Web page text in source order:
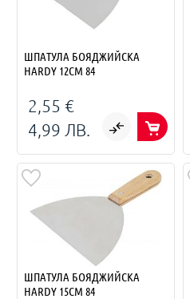
ШПАТУЛА БОЯДЖИЙСКА
HARDY 12СМ 84
2,55 €
4,99 ЛВ.
ШПАТУЛА БОЯДЖИЙСКА
HARDY 15СМ 84